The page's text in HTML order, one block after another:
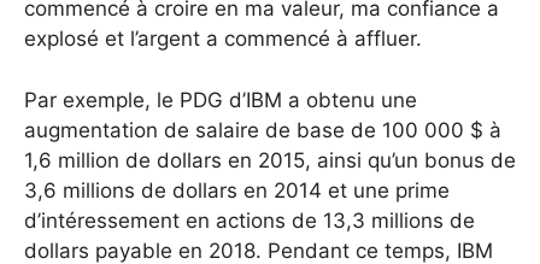
commencé à croire en ma valeur, ma confiance a
explosé et l’argent a commencé à affluer.
Par exemple, le PDG d’IBM a obtenu une
augmentation de salaire de base de 100 000 $ à
1,6 million de dollars en 2015, ainsi qu’un bonus de
3,6 millions de dollars en 2014 et une prime
d’intéressement en actions de 13,3 millions de
dollars payable en 2018. Pendant ce temps, IBM